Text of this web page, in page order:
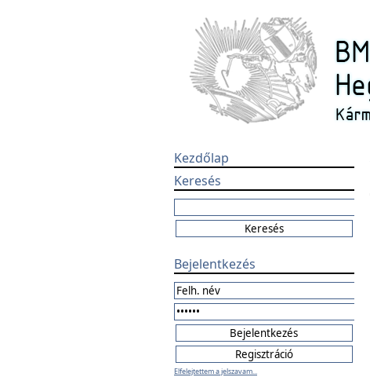
Kezdőlap
Keresés
Bejelentkezés
Elfelejtettem a jelszavam...